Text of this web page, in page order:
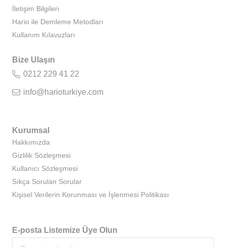
İletişim Bilgileri
Hario ile Demleme Metodları
Kullanım Kılavuzları
Bize Ulaşın
0212 229 41 22
info@harioturkiye.com
Kurumsal
Hakkımızda
Gizlilik Sözleşmesi
Kullanıcı Sözleşmesi
Sıkça Sorulan Sorular
Kişisel Verilerin Korunması ve İşlenmesi Politikası
E-posta Listemize Üye Olun